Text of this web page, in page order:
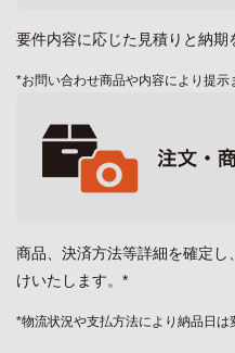
要件内容に応じた見積りと納期
*お問い合わせ商品や内容により提示
商品、決済方法等詳細を確定
けいたします。*
*物流状況や支払方法により納品日は